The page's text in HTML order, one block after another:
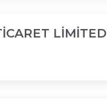
LİMİTED